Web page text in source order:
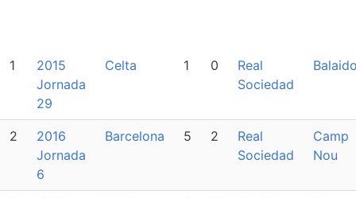
1
2015
Jornada
29
Celta 1 0
Real
Sociedad
2
2016
Jornada
6
Barcelona 5 2
Real
Sociedad
Camp
Nou